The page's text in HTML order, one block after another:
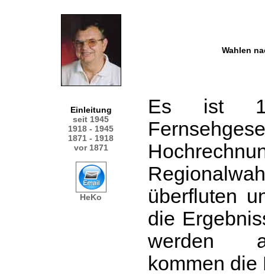
Wahlen
Einleitung
seit 1945
1918 - 1945
1871 - 1918
vor 1871
HeKo
Es ist
überfluten
die
werden
kommen die